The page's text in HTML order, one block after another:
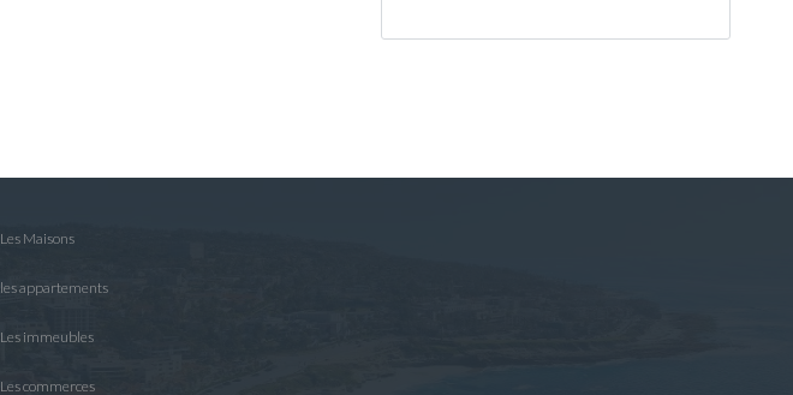
Les Maisons
les appartements
Les immeubles
Les commerces